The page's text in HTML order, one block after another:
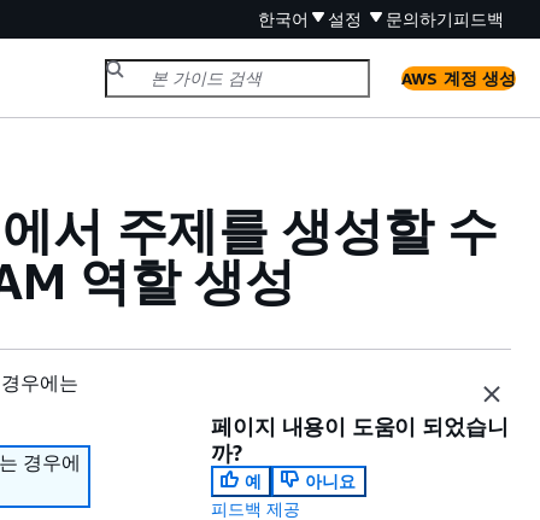
한국어 설정 문의하기피드백
AWS 계정 생성
서 주제를 생성할 수
역할 생성
우에는
경우에
페이지 내용이 도움이 되었습니
까?
예
아니요
피드백 제공